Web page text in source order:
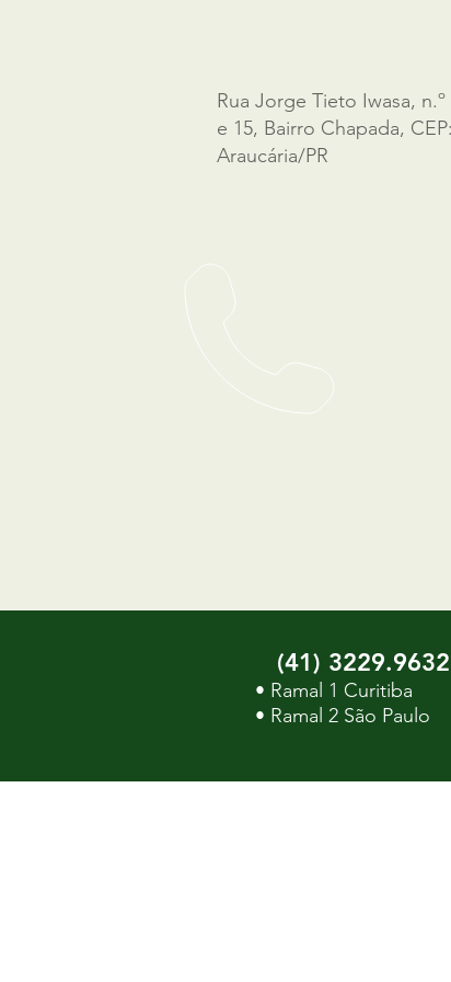
Rua Jorge Tieto Iwasa,
e 15, Bairro Chapada,
Araucária/PR
(41) 3229.9632
• Ramal 1 Curitiba
• Ramal 2 São Paulo